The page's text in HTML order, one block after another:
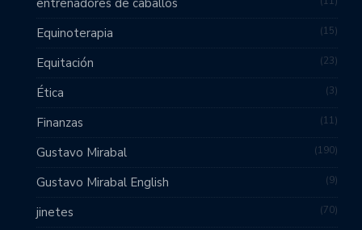
entrenadores de caballos
Equinoterapia 15
Equitación 23
Ética 3
Finanzas 11
Gustavo Mirabal 190
Gustavo Mirabal English 9
jinetes 70